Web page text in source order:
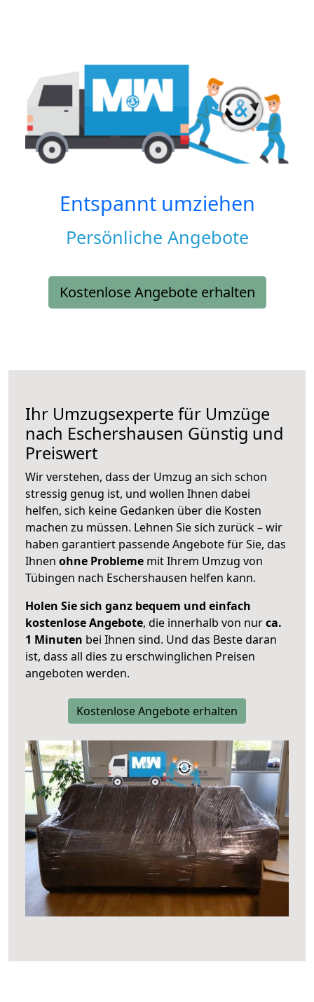
Entspannt umziehen
Persönliche Angebote
Kostenlose Angebote erhalten
Ihr Umzugsexperte für Umzüge
nach Eschershausen Günstig und
Preiswert
Wir verstehen, dass der Umzug an sich schon
stressig genug ist, und wollen Ihnen dabei
helfen, sich keine Gedanken über die Kosten
machen zu müssen. Lehnen Sie sich zurück – wir
haben garantiert passende Angebote für Sie, das
Ihnen ohne Probleme mit Ihrem Umzug von
Tübingen nach Eschershausen helfen kann.
Holen Sie sich ganz bequem und einfach
kostenlose Angebote, die innerhalb von nurca.
1 Minuten bei Ihnen sind. Und das Beste daran
ist, dass all dies zu erschwinglichen Preisen
angeboten werden.
Kostenlose Angebote erhalten